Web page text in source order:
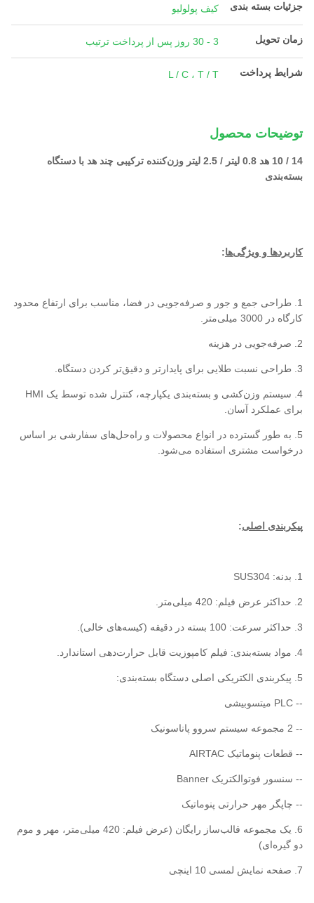
جزئیات بسته بندی کیف پولولیو
زمان تحویل 3 - 30 روز پس از پرداخت ترتیب
شرایط پرداخت L / C ، T / T
توضیحات محصول
14 / 10 هد 0.8 لیتر / 2.5 لیتر وزن‌کننده ترکیبی چند هد با دستگاه
بسته‌بندی
کاربردها و ویژگی‌ها:
1. طراحی جمع و جور و صرفه‌جویی در فضا، مناسب برای ارتفاع محدود
کارگاه در 3000 میلی‌متر.
2. صرفه‌جویی در هزینه
3. طراحی نسبت طلایی برای پایدارتر و دقیق‌تر کردن دستگاه.
4. سیستم وزن‌کشی و بسته‌بندی یکپارچه، کنترل شده توسط یک HMI
برای عملکرد آسان.
5. به طور گسترده در انواع محصولات و راه‌حل‌های سفارشی بر اساس
درخواست مشتری استفاده می‌شود.
پیکربندی اصلی:
1. بدنه: SUS304
2. حداکثر عرض فیلم: 420 میلی‌متر.
3. حداکثر سرعت: 100 بسته در دقیقه (کیسه‌های خالی).
4. مواد بسته‌بندی: فیلم کامپوزیت قابل حرارت‌دهی استاندارد.
5. پیکربندی الکتریکی اصلی دستگاه بسته‌بندی:
-- PLC میتسوبیشی
-- 2 مجموعه سیستم سروو پاناسونیک
-- قطعات پنوماتیک AIRTAC
-- سنسور فوتوالکتریک Banner
-- چاپگر مهر حرارتی پنوماتیک
6. یک مجموعه قالب‌ساز رایگان (عرض فیلم: 420 میلی‌متر، مهر و موم
دو گیره‌ای)
7. صفحه نمایش لمسی 10 اینچی